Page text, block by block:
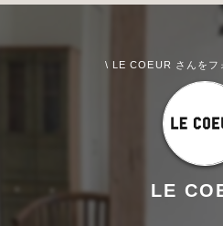
\ LE COEUR さんをフ
LE